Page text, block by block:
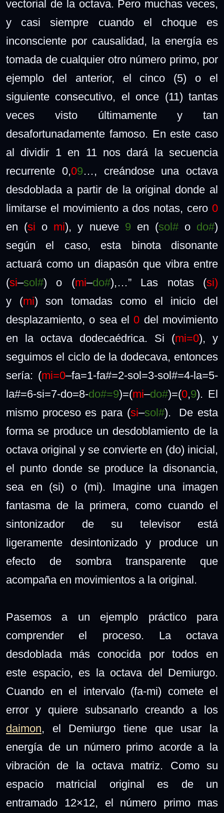
vectorial de la octava. Pero muchas veces,
y casi siempre cuando el choque es
inconsciente por causalidad, la energía es
tomada de cualquier otro número primo, por
ejemplo del anterior, el cinco (5) o el
siguiente consecutivo, el once (11) tantas
veces visto últimamente y tan
desafortunadamente famoso. En este caso
al dividir 1 en 11 nos dará la secuencia
recurrente 0,09…, creándose una octava
desdoblada a partir de la original donde al
limitarse el movimiento a dos notas, cero 0
en (si o mi), y nueve 9 en (sol#o do#)
según el caso, esta binota disonante
actuará como un diapasón que vibra entre
(si–sol#) o (mi–do#),…” Las notas (si)
y
(mi)
son tomadas como el inicio del
desplazamiento, o sea el0 del movimiento
en la octava dodecaédrica. Si (mi=0), y
seguimos el ciclo de la dodecava, entonces
sería: (mi=0–fa=1-fa#=2-sol=3-sol#=4-la=5-
la#=6-si=7-do=8-do#=9)=(mi–do#)=(0,9). El
mismo proceso es para (si–sol#).
De esta
forma se produce un desdoblamiento de la
octava original y se convierte en (do) inicial,
el punto donde se produce la disonancia,
sea en (si) o (mi). Imagine una imagen
fantasma de la primera, como cuando el
sintonizador de su televisor está
ligeramente desintonizado y produce un
efecto de sombra transparente que
acompaña en movimientos a la original.
Pasemos a un ejemplo práctico para
comprender el proceso. La octava
desdoblada más conocida por todos en
este espacio, es la octava del Demiurgo.
Cuando en el intervalo (fa-mi) comete el
error y quiere subsanarlo creando a los
daimon, el Demiurgo tiene que usar la
energía de un número primo acorde a la
vibración de la octava matriz. Como su
espacio matricial original es de un
entramado 12×12, el número primo mas